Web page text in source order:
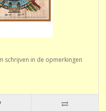
schrijven in de opmerkingen